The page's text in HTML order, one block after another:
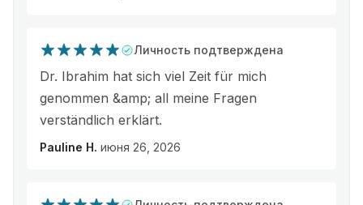
Личность подтверждена
Dr. Ibrahim hat sich viel Zeit für mich
genommen &amp; all meine Fragen
verständlich erklärt.
Pauline H. июня 26, 2026